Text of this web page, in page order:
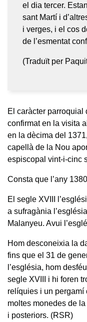
el dia tercer.
sant Martí i
i verges, i el cos
de l’esmentat
(Traduït per
El caràcter parroquial
confirmat en la visita
en la dècima del
capellà de la Nou
espiscopal vint-i-cinc
Consta que l’any
El segle XVIII
a sufragània
Malanyeu. Avui
Hom desconeixia la
fins que el 31 de
l’església, hom
segle XVIII i hi foren
relíquies i un pergamí
moltes monedes de
i posteriors. (RSR)